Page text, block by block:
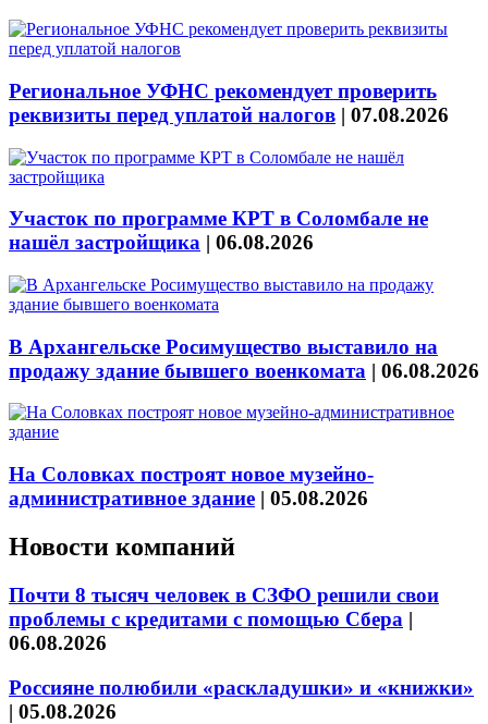
Региональное УФНС рекомендует проверить
реквизиты перед уплатой налогов | 07.08.2026
Участок по программе КРТ в Соломбале не
нашёл застройщика | 06.08.2026
В Архангельске Росимущество выставило на
продажу здание бывшего военкомата | 06.08.2026
На Соловках построят новое музейно-
административное здание | 05.08.2026
Новости компаний
Почти 8 тысяч человек в СЗФО решили свои
проблемы с кредитами с помощью Сбера |
06.08.2026
Россияне полюбили «раскладушки» и «книжки»
| 05.08.2026